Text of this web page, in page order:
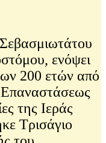
ενόψει
200 ετών από
της Ιεράς
Τρισάγιο